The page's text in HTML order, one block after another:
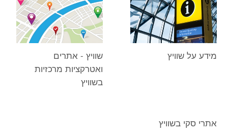
מידע על שוויץ
שוויץ - אתרים
ואטרקציות מרכזיות
בשוויץ
אתרי סקי בשוויץ